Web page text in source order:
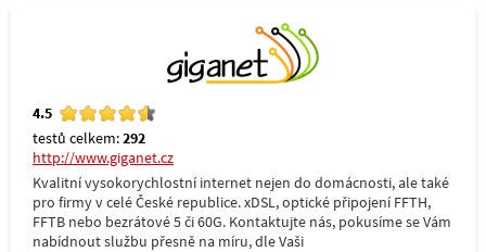
4.5
testů celkem:292
http://www.giganet.cz
Kvalitní vysokorychlostní internet nejen do domácnosti, ale také
pro firmy v celé České republice. xDSL, optické připojení FFTH,
FFTB nebo bezrátové 5 či 60G. Kontaktujte nás, pokusíme se Vám
nabídnout službu přesně na míru, dle Vaši